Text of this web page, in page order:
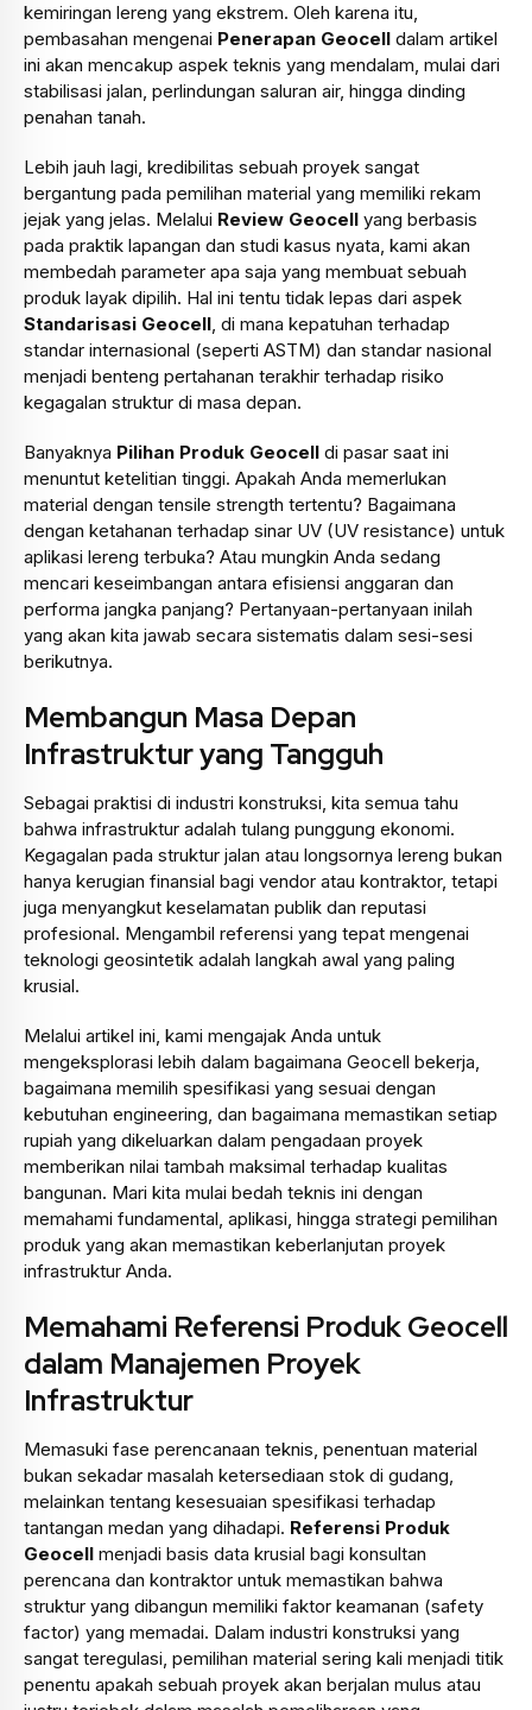
kemiringan lereng yang ekstrem. Oleh karena itu,
pembasahan mengenai Penerapan Geocell dalam artikel
ini akan mencakup aspek teknis yang mendalam, mulai dari
stabilisasi jalan, perlindungan saluran air, hingga dinding
penahan tanah.
Lebih jauh lagi, kredibilitas sebuah proyek sangat
bergantung pada pemilihan material yang memiliki rekam
jejak yang jelas. Melalui Review Geocell yang berbasis
pada praktik lapangan dan studi kasus nyata, kami akan
membedah parameter apa saja yang membuat sebuah
produk layak dipilih. Hal ini tentu tidak lepas dari aspek
Standarisasi Geocell, di mana kepatuhan terhadap
standar internasional (seperti ASTM) dan standar nasional
menjadi benteng pertahanan terakhir terhadap risiko
kegagalan struktur di masa depan.
Banyaknya Pilihan Produk Geocell di pasar saat ini
menuntut ketelitian tinggi. Apakah Anda memerlukan
material dengan tensile strength tertentu? Bagaimana
dengan ketahanan terhadap sinar UV (UV resistance) untuk
aplikasi lereng terbuka? Atau mungkin Anda sedang
mencari keseimbangan antara efisiensi anggaran dan
performa jangka panjang? Pertanyaan-pertanyaan inilah
yang akan kita jawab secara sistematis dalam sesi-sesi
berikutnya.
Membangun Masa Depan
Infrastruktur yang Tangguh
Sebagai praktisi di industri konstruksi, kita semua tahu
bahwa infrastruktur adalah tulang punggung ekonomi.
Kegagalan pada struktur jalan atau longsornya lereng bukan
hanya kerugian finansial bagi vendor atau kontraktor, tetapi
juga menyangkut keselamatan publik dan reputasi
profesional. Mengambil referensi yang tepat mengenai
teknologi geosintetik adalah langkah awal yang paling
krusial.
Melalui artikel ini, kami mengajak Anda untuk
mengeksplorasi lebih dalam bagaimana Geocell bekerja,
bagaimana memilih spesifikasi yang sesuai dengan
kebutuhan engineering, dan bagaimana memastikan setiap
rupiah yang dikeluarkan dalam pengadaan proyek
memberikan nilai tambah maksimal terhadap kualitas
bangunan. Mari kita mulai bedah teknis ini dengan
memahami fundamental, aplikasi, hingga strategi pemilihan
produk yang akan memastikan keberlanjutan proyek
infrastruktur Anda.
Memahami Referensi Produk Geocell
dalam Manajemen Proyek
Infrastruktur
Memasuki fase perencanaan teknis, penentuan material
bukan sekadar masalah ketersediaan stok di gudang,
melainkan tentang kesesuaian spesifikasi terhadap
tantangan medan yang dihadapi. Referensi Produk
Geocell menjadi basis data krusial bagi konsultan
perencana dan kontraktor untuk memastikan bahwa
struktur yang dibangun memiliki faktor keamanan (safety
factor) yang memadai. Dalam industri konstruksi yang
sangat teregulasi, pemilihan material sering kali menjadi titik
penentu apakah sebuah proyek akan berjalan mulus atau